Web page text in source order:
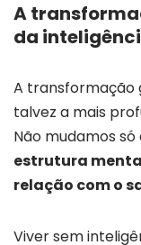
A
da
A transformação
talvez a mais
Não mudamos só
estrutura
relação como
Viversem